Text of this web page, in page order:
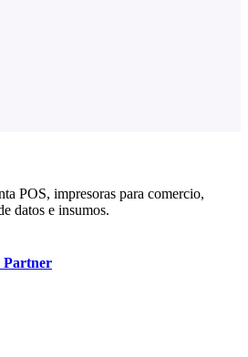
POS, impresoras para comercio,
datos e insumos.
Partner